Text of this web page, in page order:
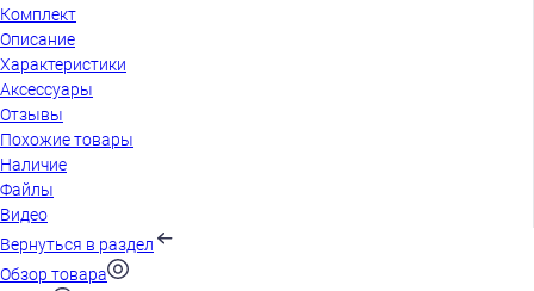
Комплект
Описание
Характеристики
Аксессуары
Отзывы
Похожие товары
Наличие
Файлы
Видео
Вернуться в раздел
Обзор товара